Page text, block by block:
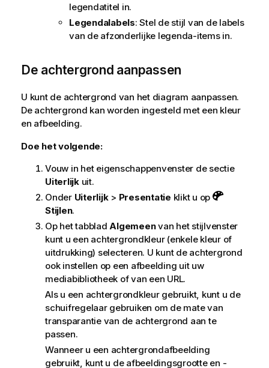
legendatitel in.
Legendalabels: Stel de stijl van de labels
van de afzonderlijke legenda-items in.
De achtergrond aanpassen
U kunt de achtergrond van het diagram aanpassen.
De achtergrond kan worden ingesteld met een kleur
en afbeelding.
Doe het volgende:
Vouw in het eigenschappenvenster de sectie
Uiterlijkuit.
Onder Uiterlijk> Presentatie klikt u op
Stijlen.
Op het tabblad Algemeenvan het stijlvenster
kunt u een achtergrondkleur (enkele kleur of
uitdrukking) selecteren. U kunt de achtergrond
ook instellen op een afbeelding uit uw
mediabibliotheek of van een URL.
Als u een achtergrondkleur gebruikt, kunt u de
schuifregelaar gebruiken om de mate van
transparantie van de achtergrond aan te
passen.
Wanneer u een achtergrondafbeelding
gebruikt, kunt u de afbeeldingsgrootte en -